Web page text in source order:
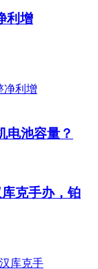
利增
电池容量？
克手办，铂